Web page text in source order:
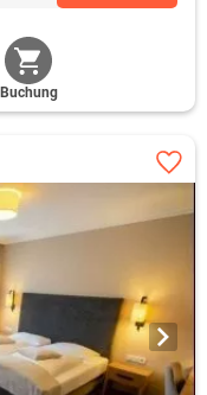
Buchung